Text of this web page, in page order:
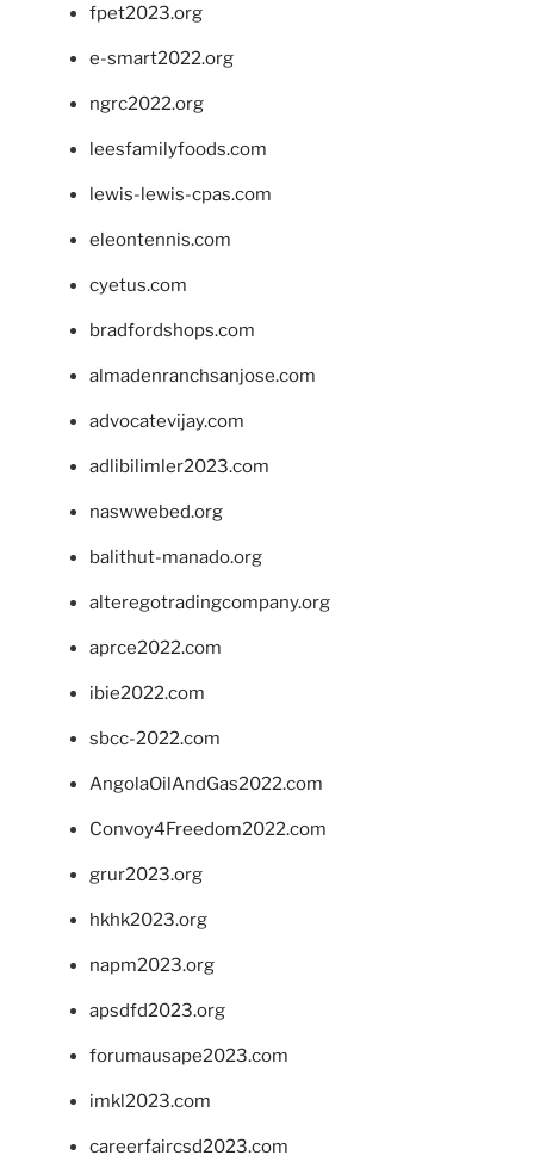
fpet2023.org
e-smart2022.org
ngrc2022.org
leesfamilyfoods.com
lewis-lewis-cpas.com
eleontennis.com
cyetus.com
bradfordshops.com
almadenranchsanjose.com
advocatevijay.com
adlibilimler2023.com
naswwebed.org
balithut-manado.org
alteregotradingcompany.org
aprce2022.com
ibie2022.com
sbcc-2022.com
AngolaOilAndGas2022.com
Convoy4Freedom2022.com
grur2023.org
hkhk2023.org
napm2023.org
apsdfd2023.org
forumausape2023.com
imkl2023.com
careerfaircsd2023.com